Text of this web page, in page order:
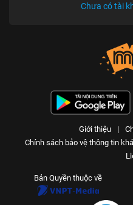
Chưa có tài
Giới thiệu |
Chính sách bảo vệ thông tin
Bản Quyền thuộc về